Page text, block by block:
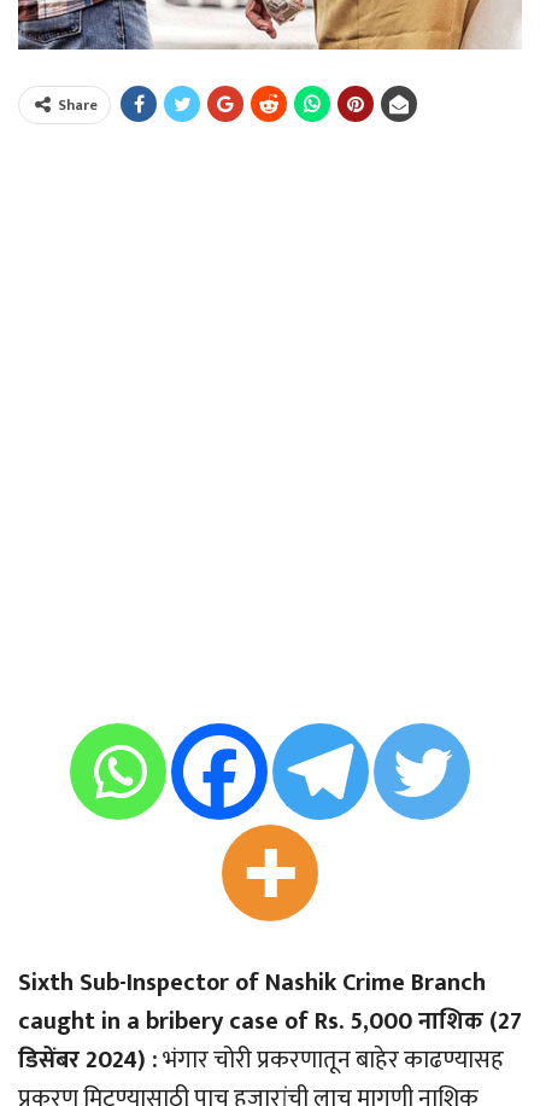
Share
Sixth Sub-Inspector of Nashik Crime Branch
caught in a bribery case of Rs. 5,000 नाशिक (27
डिसेंबर 2024) :भंगार चोरी प्रकरणातून बाहेर काढण्यासह